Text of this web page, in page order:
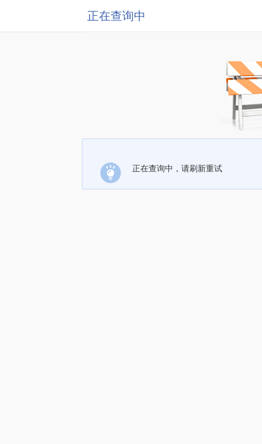
正在查询中
正在查询中，请刷新重试